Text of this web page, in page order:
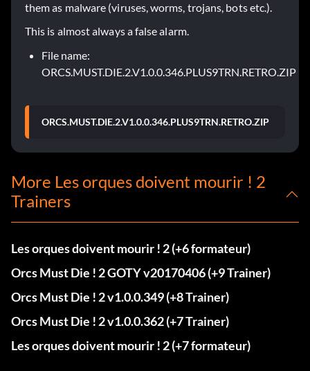
them as malware (viruses, worms, trojans, bots etc.).
This is almost always a false alarm.
File name:
ORCS.MUST.DIE.2.V1.0.0.346.PLUS9TRN.RETRO.ZIP
ORCS.MUST.DIE.2.V1.0.0.346.PLUS9TRN.RETRO.ZIP
More Les orques doivent mourir ! 2
Trainers
Les orques doivent mourir ! 2 (+6 formateur)
Orcs Must Die ! 2 GOTY v20170406 (+9 Trainer)
Orcs Must Die ! 2 v1.0.0.349 (+8 Trainer)
Orcs Must Die ! 2 v1.0.0.362 (+7 Trainer)
Les orques doivent mourir ! 2 (+7 formateur)